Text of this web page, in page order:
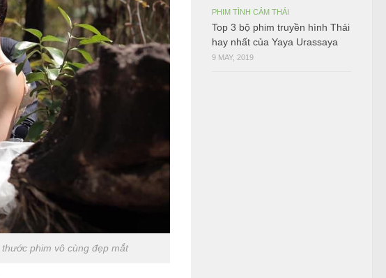
phim vô cùng đẹp mắt
PHIM TÌNH CẢM THÁI
Top 3 bộ phim truyền hình Thái
hay nhất của Yaya Urassaya
9 MAY, 2019